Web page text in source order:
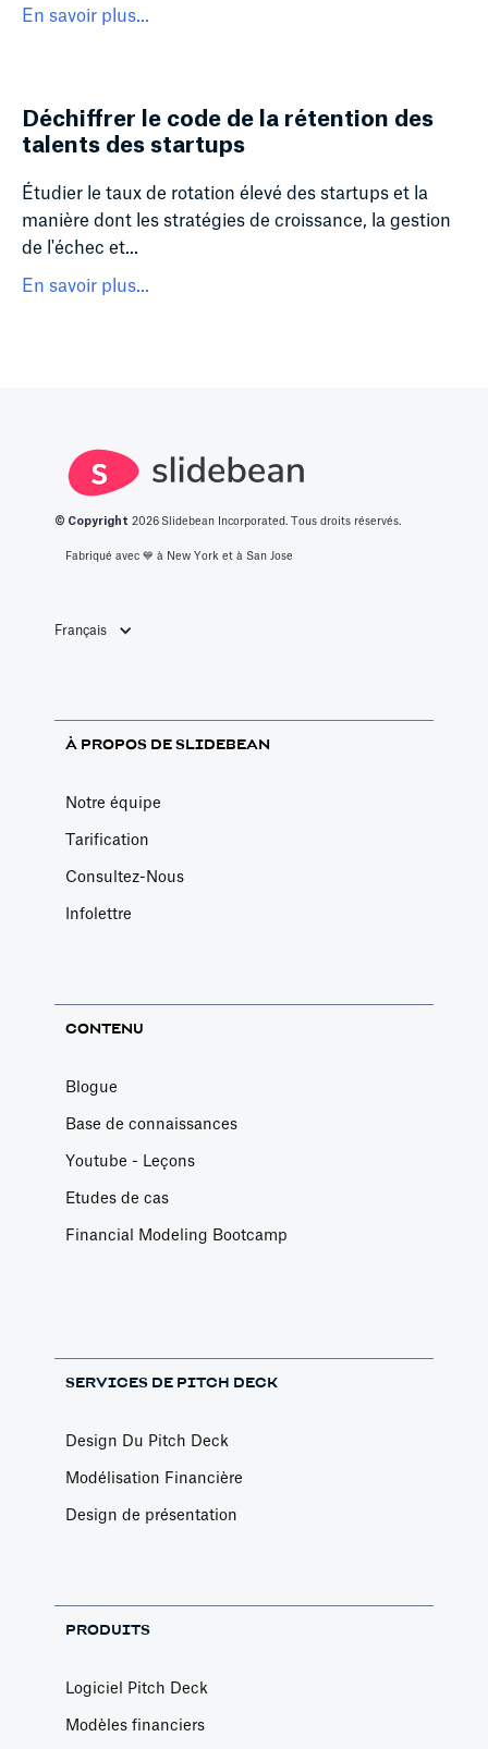
En savoir plus...
Déchiffrer le code de la rétention des
talents des startups
Étudier le taux de rotation élevé des startups et la
manière dont les stratégies de croissance, la gestion
de l'échec et...
En savoir plus...
© Copyright 2026 Slidebean Incorporated. Tous droits réservés.
Fabriqué avec 💙️ à New York et à San Jose
Français
À PROPOS DE SLIDEBEAN
Notre équipe
Tarification
Consultez-Nous
Infolettre
CONTENU
Blogue
Base de connaissances
Youtube - Leçons
Etudes de cas
Financial Modeling Bootcamp
SERVICES DE PITCH DECK
Design Du Pitch Deck
Modélisation Financière
Design de présentation
PRODUITS
Logiciel Pitch Deck
Modèles financiers